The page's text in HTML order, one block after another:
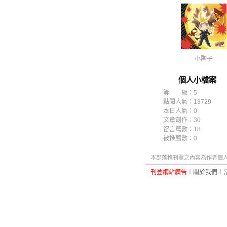
小陶子
個人小檔案
等 級：5
點閱人氣：13729
本日人氣：0
文章創作：30
留言篇數：18
被推薦數： 0
本部落格刊登之內容為作者個
刊登網站廣告 關於我們